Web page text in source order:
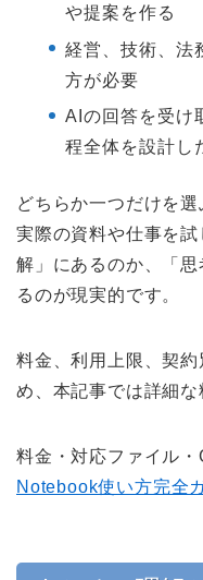
や提案を作る
経営、技術、法
方が必要
AIの回答を受け
程全体を設計し
どちらか一つだけを
実際の資料や仕事を
解」にあるのか、「
るのが現実的です。
料金、利用上限、契
め、本記事では詳細な
料金・対応ファイル
Notebook使い方完全